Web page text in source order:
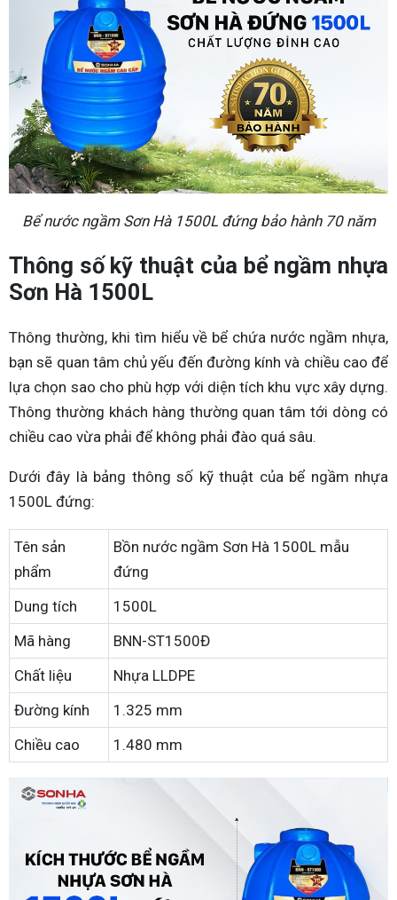
Bể nước ngầm Sơn Hà 1500L đứng bảo hành 70 năm
Thông số kỹ thuật của bể ngầm nhựa
Sơn Hà 1500L
Thông thường, khi tìm hiểu về bể chứa nước ngầm nhựa,
bạn sẽ quan tâm chủ yếu đến đường kính và chiều cao để
lựa chọn sao cho phù hợp với diện tích khu vực xây dựng.
Thông thường khách hàng thường quan tâm tới dòng có
chiều cao vừa phải để không phải đào quá sâu.
Dưới đây là bảng thông số kỹ thuật của bể ngầm nhựa
1500L đứng:
Tên sản
phẩm
Bồn nước ngầm Sơn Hà 1500L mẫu
đứng
Dung tích
1500L
Mã hàng
BNN-ST1500Đ
Chất liệu
Nhựa LLDPE
Đường kính
1.325 mm
Chiều cao
1.480 mm